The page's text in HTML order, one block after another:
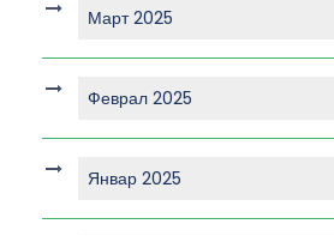
Март 2025
Феврал 2025
Январ 2025